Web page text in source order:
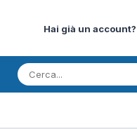
Hai già un